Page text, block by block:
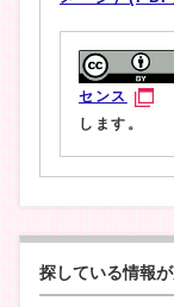
センス
します。
探している情報